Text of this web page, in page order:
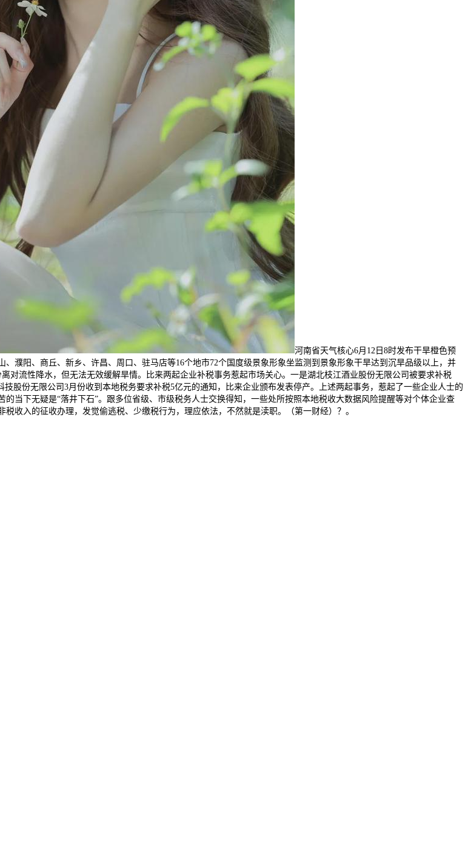
河南省天气核心6月12日8时发布干旱橙色预
濮阳、商丘、新乡、许昌、周口、驻马店等16个地市72个国度级景象形象坐监测到景象形象干旱达到沉旱品级以上，并
对流性降水，但无法无效缓解旱情。比来两起企业补税事务惹起市场关心。一是湖北枝江酒业股份无限公司被要求补税
股份无限公司3月份收到本地税务要求补税5亿元的通知，比来企业颁布发表停产。上述两起事务，惹起了一些企业人士的
当下无疑是“落井下石”。跟多位省级、市级税务人士交换得知，一些处所按照本地税收大数据风险提醒等对个体企业查
收入的征收办理，发觉偷逃税、少缴税行为，理应依法，不然就是渎职。（第一财经）？。